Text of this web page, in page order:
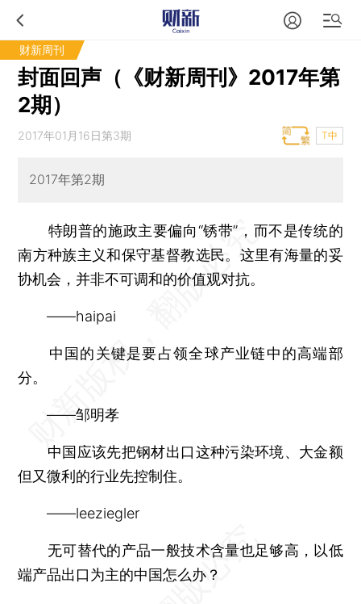
财新周刊
封面回声（《财新周刊》2017年第
2期）
2017年01月16日第3期 T中
2017年第2期
特朗普的施政主要偏向“锈带”，而不是传统的
南方种族主义和保守基督教选民。这里有海量的妥
协机会，并非不可调和的价值观对抗。
——haipai
中国的关键是要占领全球产业链中的高端部
分。
——邹明孝
中国应该先把钢材出口这种污染环境、大金额
但又微利的行业先控制住。
——leeziegler
无可替代的产品一般技术含量也足够高，以低
端产品出口为主的中国怎么办？